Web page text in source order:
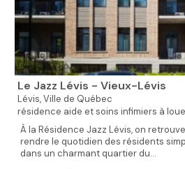
Le Jazz Lévis - Vieux-Lévis
Lévis,Ville de Québec
résidence aide et soins infimiers à
À la Résidence Jazz Lévis, on
rendre le quotidien des résidents
dans un charmant quartier du...